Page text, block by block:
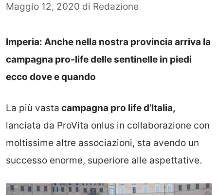
Maggio 12, 2020 di Redazione
Imperia: Anche nella nostra provincia arriva la
campagna pro-life delle sentinelle in piedi
ecco dove e quando
La più vasta campagna pro life d’Italia,
lanciata da ProVita onlus in collaborazione con
moltissime altre associazioni, sta avendo un
successo enorme, superiore alle aspettative.